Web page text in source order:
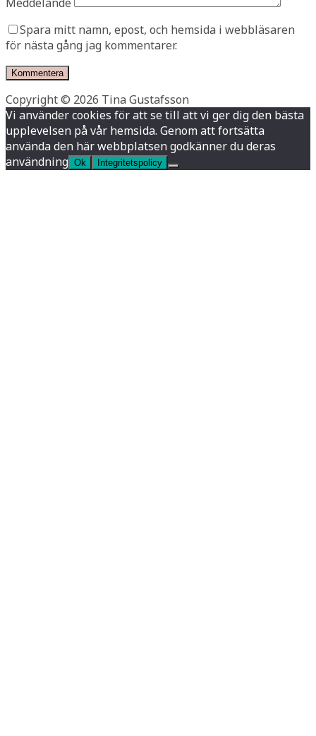
Spara mitt namn, epost, och hemsida i webbläsaren
för nästa gång jag kommentarer.
Copyright © 2026 Tina Gustafsson
Vi använder cookies för att se till att vi ger dig den bästa
upplevelsen på vår hemsida. Genom att fortsätta
använda den här webbplatsen godkänner du deras
användning Ok Integritetspolicy